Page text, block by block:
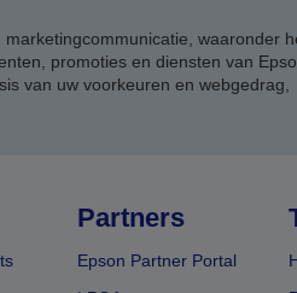
waaronder
promoties en diensten van
van uw voorkeuren en webgedrag,
Partners
Epson Partner Portal